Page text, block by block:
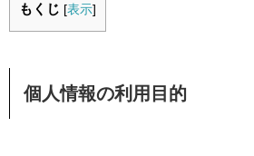
もくじ [表示]
個人情報の利用目的